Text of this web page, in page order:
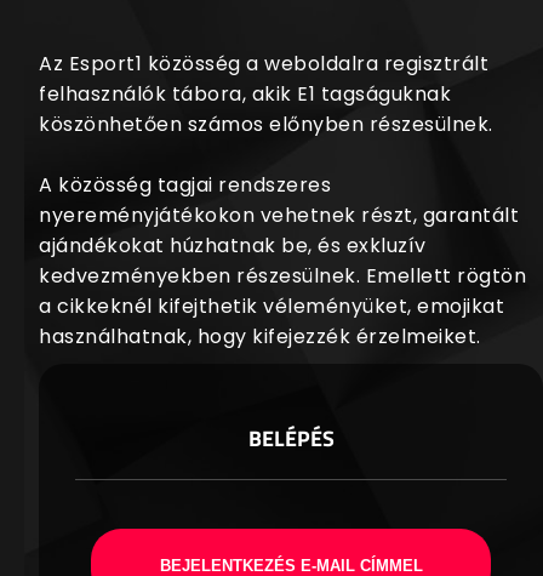
Az Esport1 közösség a weboldalra regisztrált
felhasználók tábora, akik E1 tagságuknak
köszönhetően számos előnyben részesülnek.
A közösség tagjai rendszeres
nyereményjátékokon vehetnek részt, garantált
ajándékokat húzhatnak be, és exkluzív
kedvezményekben részesülnek. Emellett rögtön
a cikkeknél kifejthetik véleményüket, emojikat
használhatnak, hogy kifejezzék érzelmeiket.
BELÉPÉS
BEJELENTKEZÉS E-MAIL CÍMMEL